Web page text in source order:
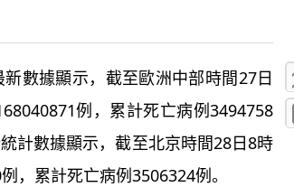
據顯示，截至歐洲中部時間27日
例，累計死亡病例3494758
計數據顯示，截至北京時間28日8時
，累計死亡病例3506324例。